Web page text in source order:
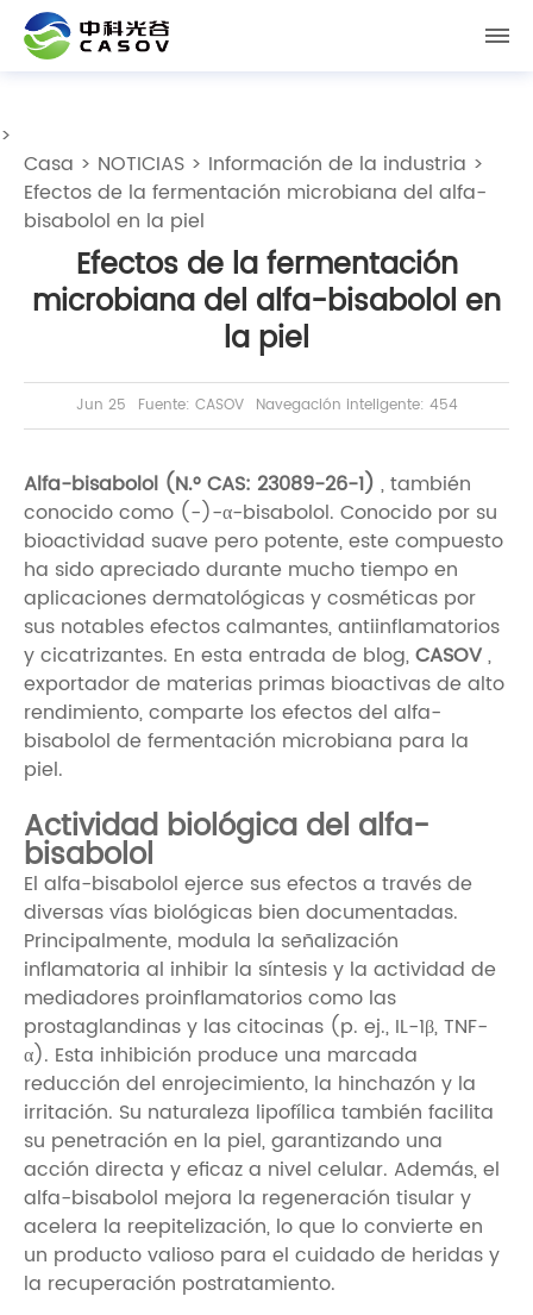
>
Casa > NOTICIAS > Información de la industria >
Efectos de la fermentación microbiana del alfa-
bisabolol en la piel
Efectos de la fermentación
microbiana del alfa-bisabolol en
la piel
Jun 25 Fuente: CASOV Navegación inteligente: 454
Alfa-bisabolol (N.° CAS: 23089-26-1) , también
conocido como (-)-α-bisabolol. Conocido por su
bioactividad suave pero potente, este compuesto
ha sido apreciado durante mucho tiempo en
aplicaciones dermatológicas y cosméticas por
sus notables efectos calmantes, antiinflamatorios
y cicatrizantes. En esta entrada de blog,CASOV,
exportador de materias primas bioactivas de alto
rendimiento, comparte los efectos del alfa-
bisabolol de fermentación microbiana para la
piel.
Actividad biológica del alfa-
bisabolol
El alfa-bisabolol ejerce sus efectos a través de
diversas vías biológicas bien documentadas.
Principalmente, modula la señalización
inflamatoria al inhibir la síntesis y la actividad de
mediadores proinflamatorios como las
prostaglandinas y las citocinas (p. ej., IL-1β, TNF-
α). Esta inhibición produce una marcada
reducción del enrojecimiento, la hinchazón y la
irritación. Su naturaleza lipofílica también facilita
su penetración en la piel, garantizando una
acción directa y eficaz a nivel celular. Además, el
alfa-bisabolol mejora la regeneración tisular y
acelera la reepitelización, lo que lo convierte en
un producto valioso para el cuidado de heridas y
la recuperación postratamiento.